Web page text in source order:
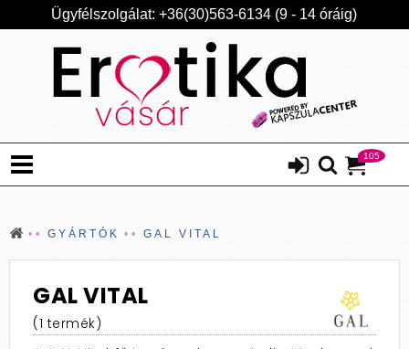
Ügyfélszolgálat: +36(30)563-6134 (9 - 14 óráig)
105
GYÁRTÓK GAL VITAL
GAL VITAL
(1 termék)